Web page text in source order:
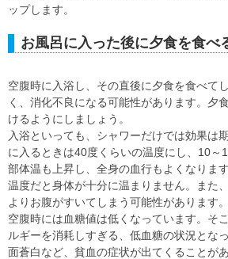
ップします。
お風呂に入った後に夕食を食べ
空腹時に入浴し、その直後に夕食を食べて
く、消化不良になる可能性があります。夕
けるようにしましょう。
入浴といっても、シャワーだけでは効果は
に入るときは40度くらいの温度にし、10～
部体温も上昇し、全身の血行もよくなりま
温度だと身体が十分に温まりません。また
よりお腹がすいてしまう可能性があります。
空腹時には血糖値は低くなっています。そ
ルギーを消耗しすぎる、低血糖の状況とな
面蒼白など、貧血の症状が出てくることがあ